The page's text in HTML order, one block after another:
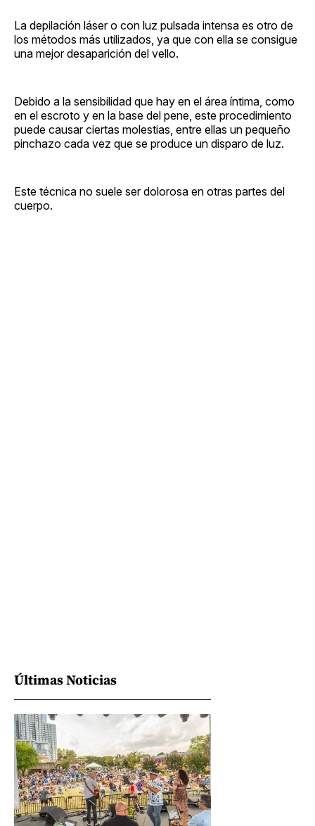
La depilación láser o con luz pulsada intensa es otro de
los métodos más utilizados, ya que con ella se consigue
una mejor desaparición del vello.
Debido a la sensibilidad que hay en el área íntima, como
en el escroto y en la base del pene, este procedimiento
puede causar ciertas molestias, entre ellas un pequeño
pinchazo cada vez que se produce un disparo de luz.
Este técnica no suele ser dolorosa en otras partes del
cuerpo.
Últimas Noticias